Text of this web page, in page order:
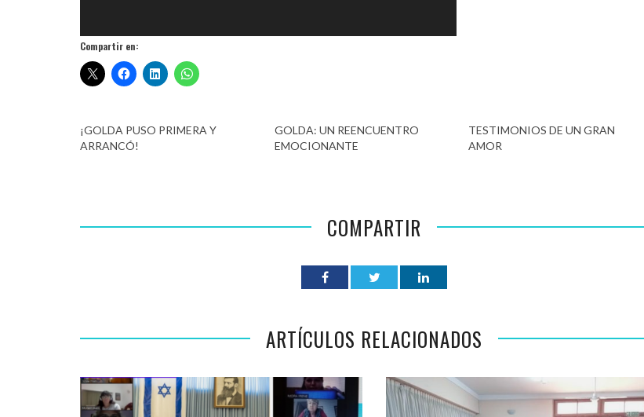
Compartir en:
¡GOLDA PUSO PRIMERA Y
ARRANCÓ!
GOLDA: UN REENCUENTRO
EMOCIONANTE
TESTIMONIOS DE UN GRAN
AMOR
COMPARTIR
ARTÍCULOS RELACIONADOS